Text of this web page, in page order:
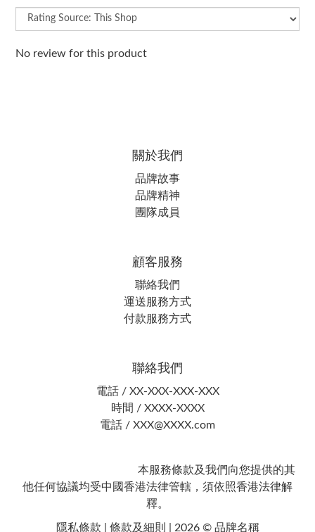
No review for this product
關於我們
品牌故事
品牌精神
團隊成員
顧客服務
聯絡我們
運送服務方式
付款服務方式
聯絡我們
電話 / XX-XXX-XXX-XXX
時間 / XXXX-XXXX
電話 / XXX@XXXX.com
本服務條款及我們向您提供的其
他任何協議均受中國香港法律管轄，須依照香港法律解
釋。
隱私條款 | 條款及細則 | 2026 © 品牌名稱